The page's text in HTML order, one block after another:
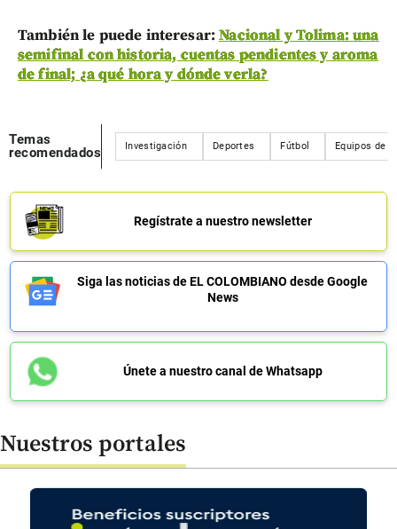
También le puede interesar:Nacional y Tolima: una
semifinal con historia, cuentas pendientes y aroma
de final; ¿a qué hora y dónde verla?
Temas
recomendados
Investigación Deportes Fútbol Equipos de
Regístrate a nuestro newsletter
Siga las noticias de EL COLOMBIANO desde Google
News
Únete a nuestro canal de Whatsapp
Nuestros portales